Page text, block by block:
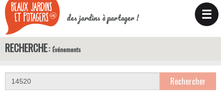
des jardins à partager ! ☰
RECHERCHE Événements
Rechercher